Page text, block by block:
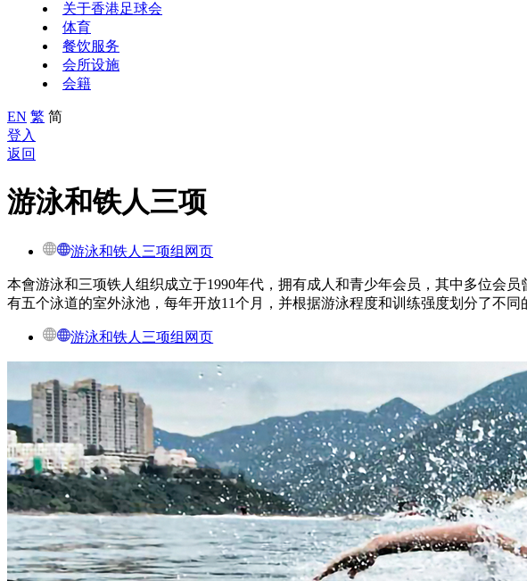
关于香港足球会
体育
餐饮服务
会所设施
会籍
EN 繁 简
登入
返回
游泳和铁人三项
游泳和铁人三项组网页
本會游泳和三项铁人组织成立于1990年代，拥有成人和青少年会员，其中多位会
有五个泳道的室外泳池，每年开放11个月，并根据游泳程度和训练强度划分了不同
游泳和铁人三项组网页